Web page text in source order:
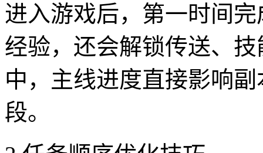
进入游戏后，第一时间
经验，还会解锁传送、
中，主线进度直接影响
段。